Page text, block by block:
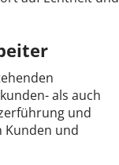
als auch
und
Kunden und